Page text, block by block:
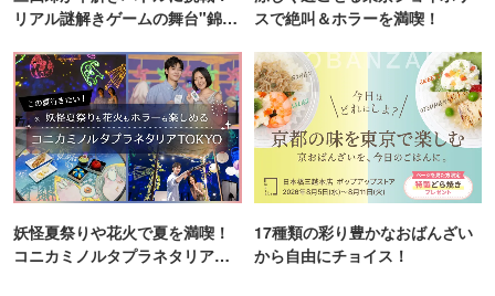
リアル謎解きゲームの舞台"錦糸
スで絶叫＆ホラーを満喫！
妖怪夏祭りや花火で夏を満喫！
コニカミノルタプラネタリア
17種類の彩り豊かなおばんざい
から自由にチョイス！